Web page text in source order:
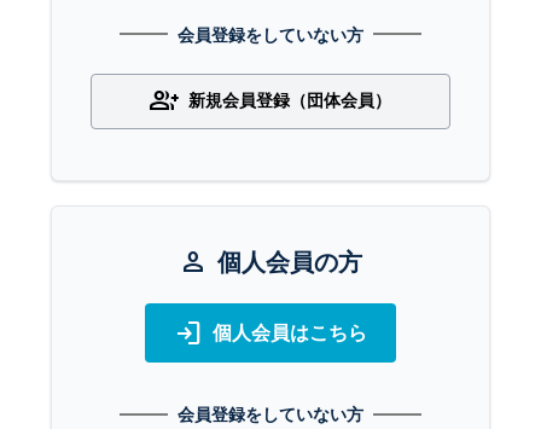
会員登録をしていない方
group_add 新規会員登録（団体会員）
person 個人会員の方
login 個人会員はこちら
会員登録をしていない方